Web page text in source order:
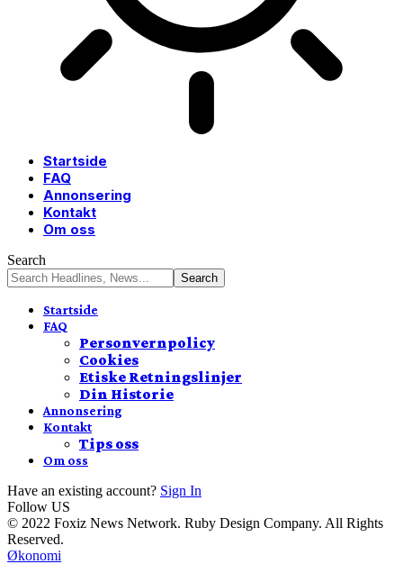
Startside
FAQ
Annonsering
Kontakt
Om oss
Search
Startside
FAQ
Personvernpolicy
Cookies
Etiske Retningslinjer
Din Historie
Annonsering
Kontakt
Tips oss
Om oss
Have an existing account? Sign In
Follow US
© 2022 Foxiz News Network. Ruby Design Company. All Rights
Reserved.
Økonomi